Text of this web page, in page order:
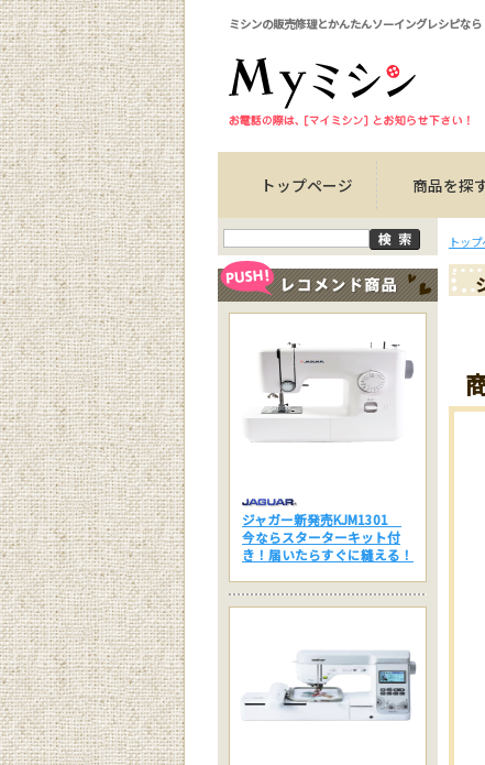
ミシンの販売修理とかんたんソーイングレシピなら
トップページ 商品を探
トッ
ジャガー新発売KJM1301
今ならスターターキット付
き！届いたらすぐに縫える！